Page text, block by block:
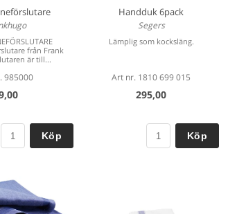
från Frank
är till...
985000
Köp
Handduk 6pack
Segers
Lämplig som kocksläng.
Art nr. 1810 699 015
295,00
Köp